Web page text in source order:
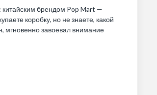
китайским брендом Pop Mart —
коробку, но не знаете, какой
завоевал внимание